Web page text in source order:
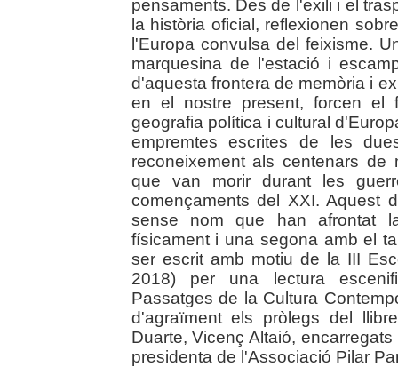
pensaments. Des de l'exili i el
la història oficial, reflexionen
l'Europa convulsa del feixisme.
marquesina de l'estació i
d'aquesta frontera de memòria i
en el nostre present, forcen
geografia política i cultural
empremtes escrites de les
reconeixement als centenars
que van morir durant les
començaments del XXI. Aquest
sense nom que han afrontat
físicament i una segona amb el
ser escrit amb motiu de la III
2018) per una lectura
Passatges de la Cultura
d'agraïment els pròlegs del
Duarte, Vicenç Altaió,
presidenta de l'Associació Pilar